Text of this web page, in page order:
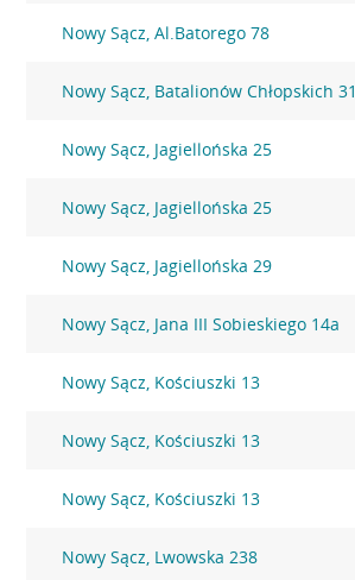
Nowy Sącz, Al.Batorego 78
Nowy Sącz, Batalionów Chłopskich 31
Nowy Sącz, Jagiellońska 25
Nowy Sącz, Jagiellońska 25
Nowy Sącz, Jagiellońska 29
Nowy Sącz, Jana III Sobieskiego 14a
Nowy Sącz, Kościuszki 13
Nowy Sącz, Kościuszki 13
Nowy Sącz, Kościuszki 13
Nowy Sącz, Lwowska 238